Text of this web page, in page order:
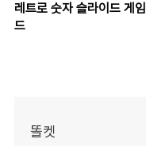
레트로 숫자 슬라이드 게임
드
똘켓